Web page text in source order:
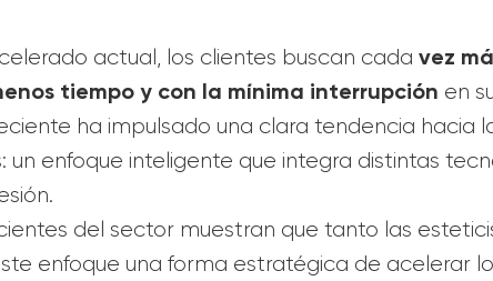
actual, los clientes buscan cada vez
tiempo y con la mínima interrupción en
ha impulsado una clara tendencia hacia
un enfoque inteligente que integra distintas
del sector muestran que tanto las
enfoque una forma estratégica de acelerar